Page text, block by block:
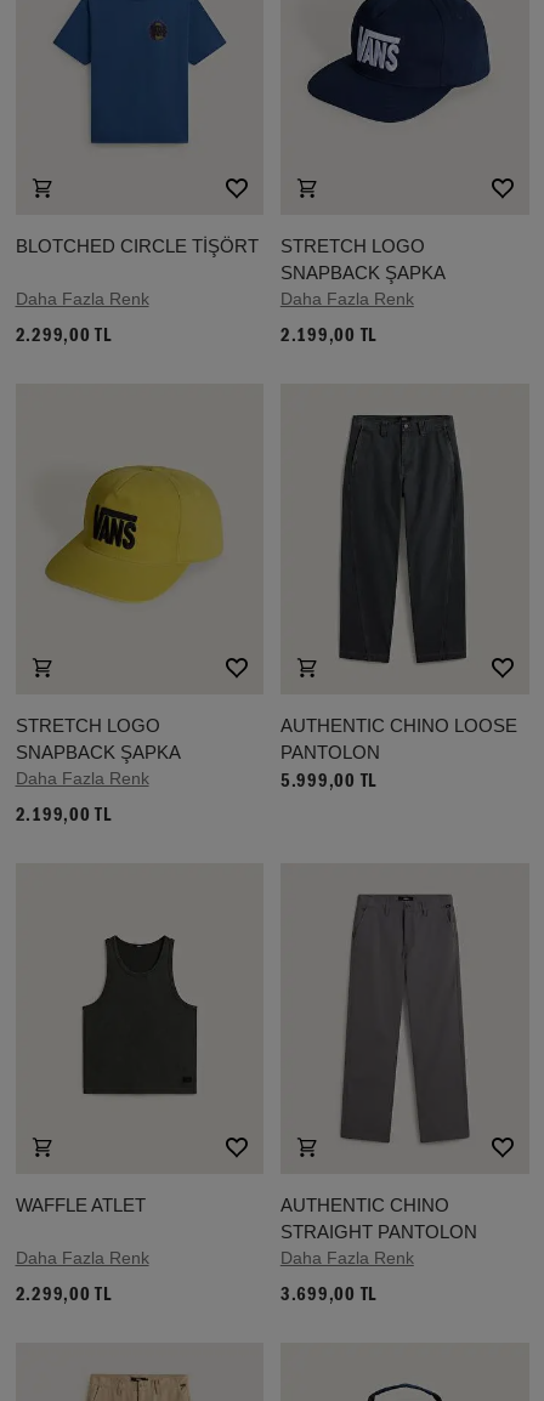
BLOTCHED CIRCLE TİŞÖRT
Daha Fazla Renk
2.299,00 TL
STRETCH LOGO
SNAPBACK ŞAPKA
Daha Fazla Renk
2.199,00 TL
STRETCH LOGO
SNAPBACK ŞAPKA
Daha Fazla Renk
2.199,00 TL
AUTHENTIC CHINO LOOSE
PANTOLON
5.999,00 TL
WAFFLE ATLET
Daha Fazla Renk
2.299,00 TL
AUTHENTIC CHINO
STRAIGHT PANTOLON
Daha Fazla Renk
3.699,00 TL